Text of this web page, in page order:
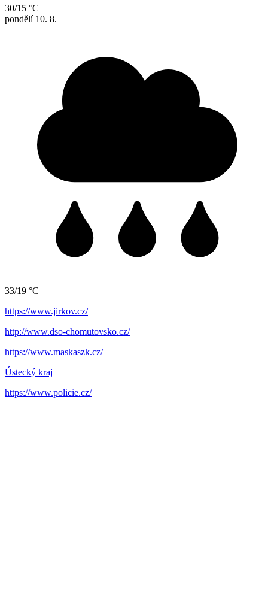
30/15 °C
pondělí 10. 8.
33/19 °C
https://www.jirkov.cz/
http://www.dso-chomutovsko.cz/
https://www.maskaszk.cz/
Ústecký kraj
https://www.policie.cz/